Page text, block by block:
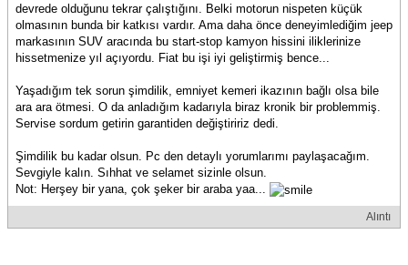
devrede olduğunu tekrar çalıştığını. Belki motorun nispeten küçük
olmasının bunda bir katkısı vardır. Ama daha önce deneyimlediğim jeep
markasının SUV aracında bu start-stop kamyon hissini iliklerinize
hissetmenize yıl açıyordu. Fiat bu işi iyi geliştirmiş bence...
Yaşadığım tek sorun şimdilik, emniyet kemeri ikazının bağlı olsa bile
ara ara ötmesi. O da anladığım kadarıyla biraz kronik bir problemmiş.
Servise sordum getirin garantiden değiştiririz dedi.
Şimdilik bu kadar olsun. Pc den detaylı yorumlarımı paylaşacağım.
Sevgiyle kalın. Sıhhat ve selamet sizinle olsun.
Not: Herşey bir yana, çok şeker bir araba yaa...
Alıntı